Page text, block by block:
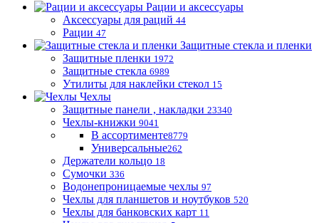
Рации и аксессуары
Аксессуары для раций 44
Рации 47
Защитные стекла и пленки
Защитные пленки 1972
Защитные стекла 6989
Утилиты для наклейки стекол 15
Чехлы
Защитные панели , накладки 23340
Чехлы-книжки 9041
В ассортименте8779
Универсальные262
Держатели кольцо 18
Сумочки 336
Водонепроницаемые чехлы 97
Чехлы для планшетов и ноутбуков 520
Чехлы для банковских карт 11